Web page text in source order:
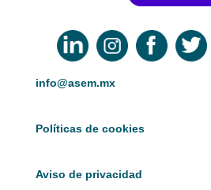
info@asem.mx
Políticas de cookies
Aviso de privacidad